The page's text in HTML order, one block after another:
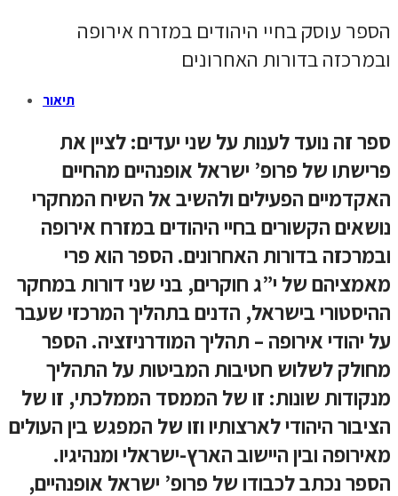
הספר עוסק בחיי היהודים במזרח אירופה
ובמרכזה בדורות האחרונים
תיאור
ספר זה נועד לענות על שני יעדים: לציין את
פרישתו של פרופ’ ישראל אופנהיים מהחיים
האקדמיים הפעילים ולהשיב אל השיח המחקרי
נושאים הקשורים בחיי היהודים במזרח אירופה
ובמרכזה בדורות האחרונים. הספר הוא פרי
מאמציהם של י”ג חוקרים, בני שני דורות במחקר
ההיסטורי בישראל, הדנים בתהליך המרכזי שעבר
על יהודי אירופה – תהליך המודרניזציה. הספר
מחולק לשלוש חטיבות המביטות על התהליך
מנקודות שונות: זו של הממסד הממלכתי, זו של
הציבור היהודי לארצותיו וזו של המפגש בין העולים
מאירופה ובין היישוב הארץ-ישראלי ומנהיגיו.
הספר נכתב לכבודו של פרופ’ ישראל אופנהיים,